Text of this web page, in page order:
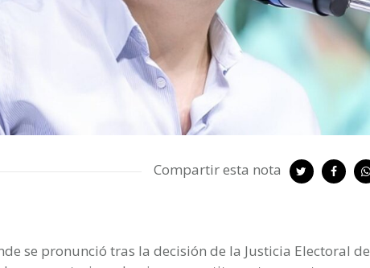
Compartir esta nota
se pronunció tras la decisión de la Justicia Electoral de